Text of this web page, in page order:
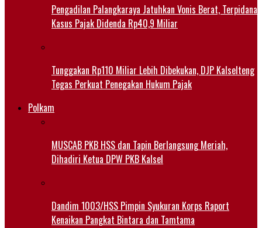
Pengadilan Palangkaraya Jatuhkan Vonis Berat, Terpidana
Kasus Pajak Didenda Rp40,9 Miliar
Tunggakan Rp110 Miliar Lebih Dibekukan, DJP Kalselteng
Tegas Perkuat Penegakan Hukum Pajak
Polkam
MUSCAB PKB HSS dan Tapin Berlangsung Meriah,
Dihadiri Ketua DPW PKB Kalsel
Dandim 1003/HSS Pimpin Syukuran Korps Raport
Kenaikan Pangkat Bintara dan Tamtama